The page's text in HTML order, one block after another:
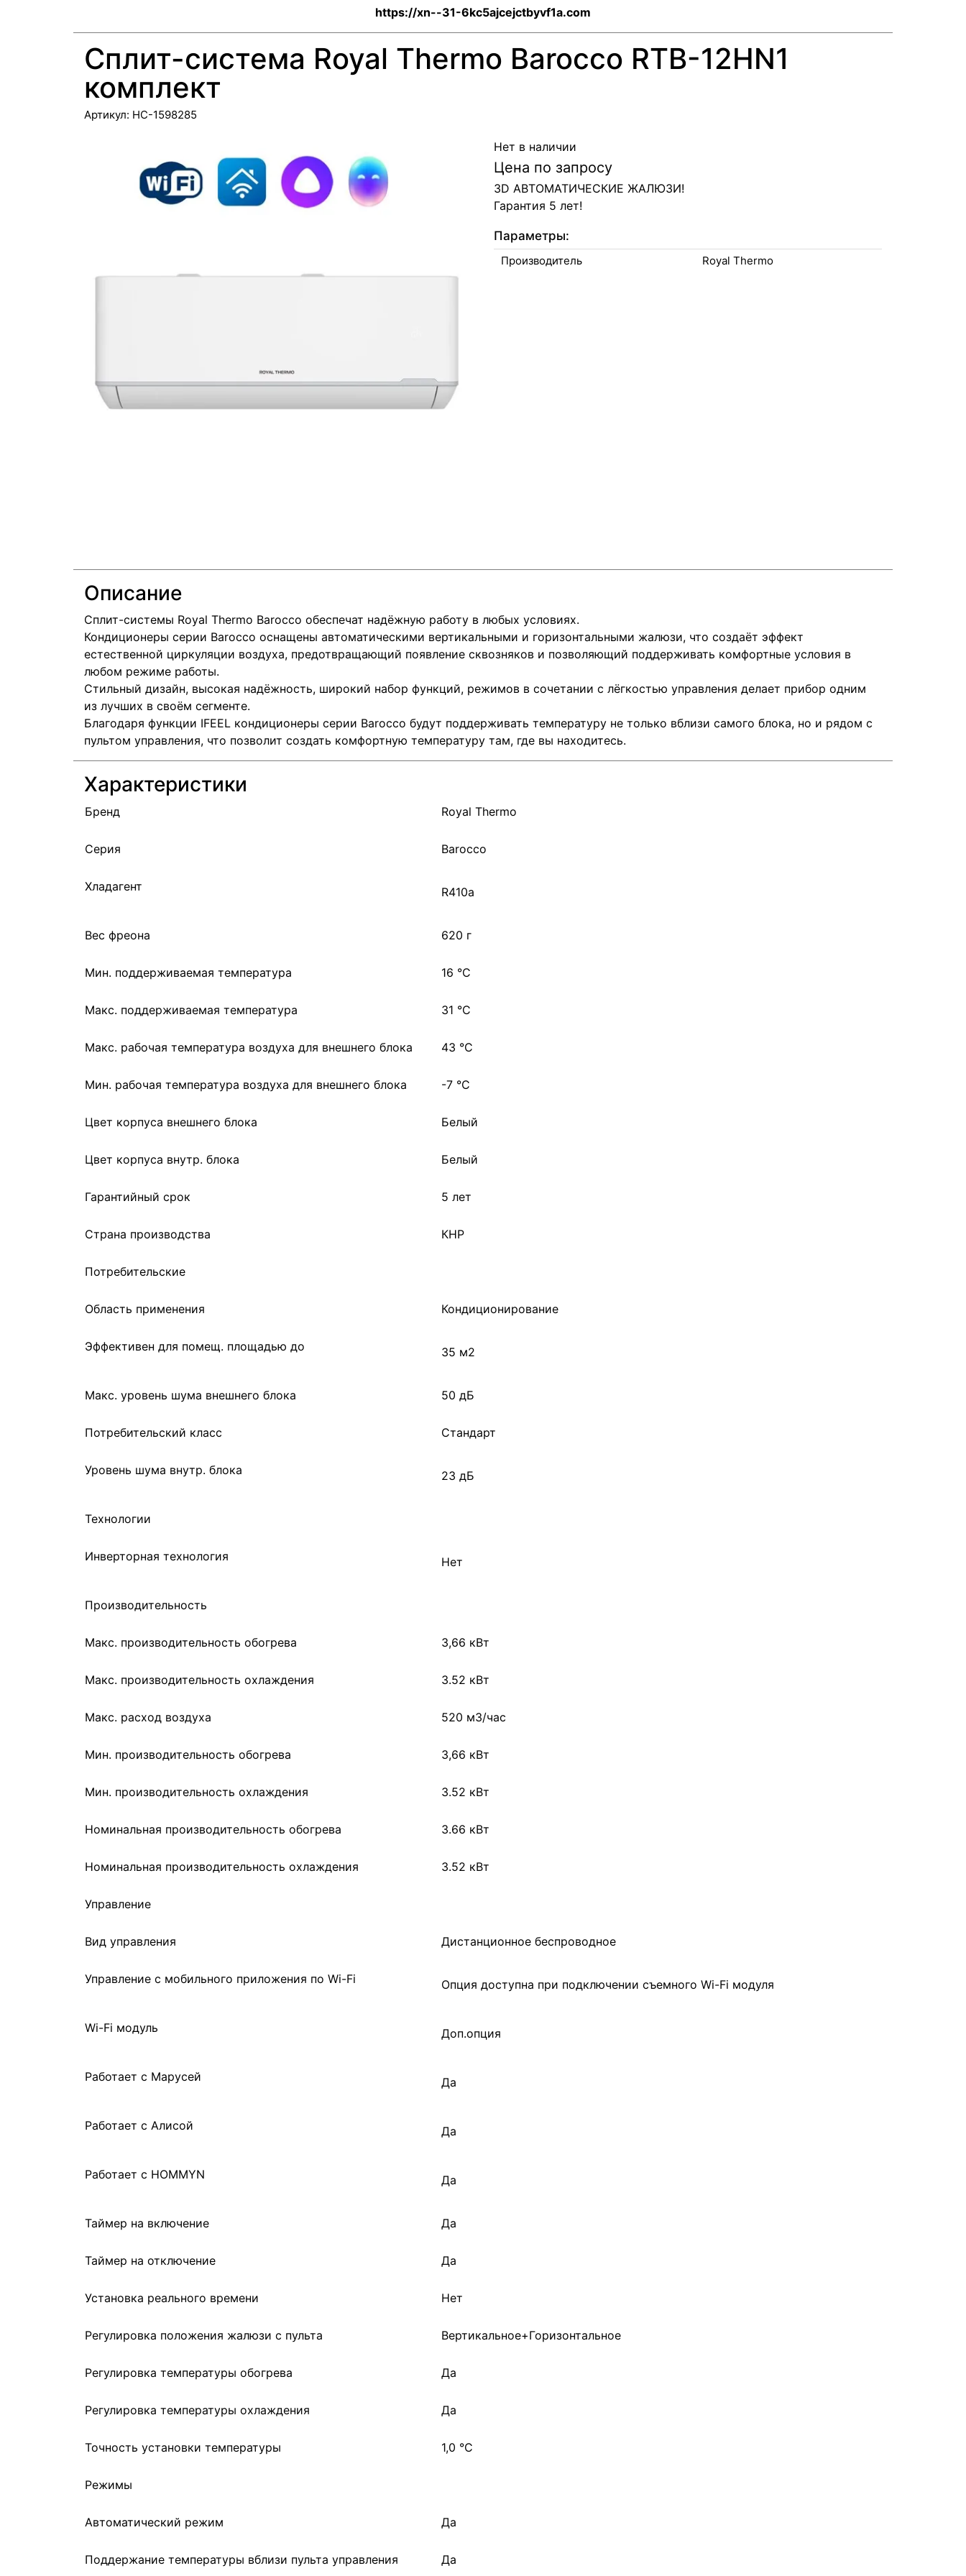
https://xn--31-6kc5ajcejctbyvf1a.com
Сплит-система Royal Thermo Barocco RTB-12HN1
комплект
Артикул: НС-1598285
Нет в наличии
Цена по запросу
3D АВТОМАТИЧЕСКИЕ ЖАЛЮЗИ!
Гарантия 5 лет!
Параметры:
Производитель Royal Thermo
Описание
Сплит-системы Royal Thermo Barocco обеспечат надёжную работу в любых условиях.
Кондиционеры серии Barocco оснащены автоматическими вертикальными и горизонтальными жалюзи, что создаёт эффект
естественной циркуляции воздуха, предотвращающий появление сквозняков и позволяющий поддерживать комфортные условия в
любом режиме работы.
Стильный дизайн, высокая надёжность, широкий набор функций, режимов в сочетании с лёгкостью управления делает прибор одним
из лучших в своём сегменте.
Благодаря функции IFEEL кондиционеры серии Barocco будут поддерживать температуру не только вблизи самого блока, но и рядом с
пультом управления, что позволит создать комфортную температуру там, где вы находитесь.
Характеристики
Бренд Royal Thermo
Серия Barocco
Хладагент R410a
Вес фреона 620 г
Мин. поддерживаемая температура 16 °С
Макс. поддерживаемая температура 31 °С
Макс. рабочая температура воздуха для внешнего блока 43 °С
Мин. рабочая температура воздуха для внешнего блока -7 °С
Цвет корпуса внешнего блока Белый
Цвет корпуса внутр. блока Белый
Гарантийный срок 5 лет
Страна производства КНР
Потребительские
Область применения Кондиционирование
Эффективен для помещ. площадью до 35 м2
Макс. уровень шума внешнего блока 50 дБ
Потребительский класс Стандарт
Уровень шума внутр. блока 23 дБ
Технологии
Инверторная технология Нет
Производительность
Макс. производительность обогрева 3,66 кВт
Макс. производительность охлаждения 3.52 кВт
Макс. расход воздуха 520 м3/час
Мин. производительность обогрева 3,66 кВт
Мин. производительность охлаждения 3.52 кВт
Номинальная производительность обогрева 3.66 кВт
Номинальная производительность охлаждения 3.52 кВт
Управление
Вид управления Дистанционное беспроводное
Управление c мобильного приложения по Wi-Fi Опция доступна при подключении съемного Wi-Fi модуля
Wi-Fi модуль Доп.опция
Работает с Марусей Да
Работает с Алисой Да
Работает с HOMMYN Да
Таймер на включение Да
Таймер на отключение Да
Установка реального времени Нет
Регулировка положения жалюзи с пульта Вертикальное+Горизонтальное
Регулировка температуры обогрева Да
Регулировка температуры охлаждения Да
Точность установки температуры 1,0 °С
Режимы
Автоматический режим Да
Поддержание температуры вблизи пульта управления Да